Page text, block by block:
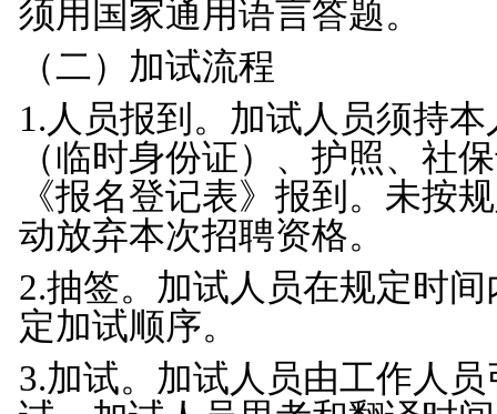
须用国家通用语言答题。
（二）加试流程
1. 人员报到。加试人员须持
（临时身份证）、护照、社
《报名登记表》报到。未按
动放弃本次招聘资格。
2.抽签。加试人员在规定时
定加试顺序。
3.加试。加试人员由工作人